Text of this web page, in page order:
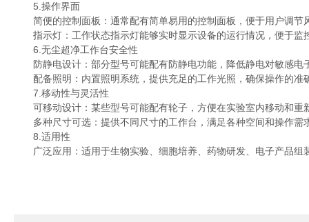
5.操作界面
简便的控制面板：通常配有简单易用的控制面板，便于用户调节
指示灯：工作状态指示灯能够实时显示设备的运行情况，便于监
6.无尘超净工作台安全性
防静电设计：部分型号可能配有防静电功能，降低静电对敏感电
配备照明：内置照明系统，提供充足的工作光照，确保操作的准
7.移动性与灵活性
可移动设计：某些型号可能配有轮子，方便在实验室内移动和重
多种尺寸可选：提供不同尺寸的工作台，满足各种空间和操作需
8.适用性
广泛应用：适用于生物实验、细胞培养、药物研发、电子产品组